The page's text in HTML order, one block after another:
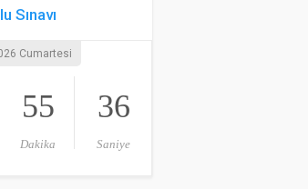
Sınavı
Cumartesi
55
Dakika
35
Saniye